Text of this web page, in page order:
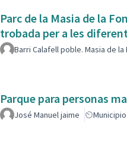
Parc de la Masia de la
trobada per a les
Barri Calafell poble. Masia de la
Parque para personas
José Manuel jaime Municipio